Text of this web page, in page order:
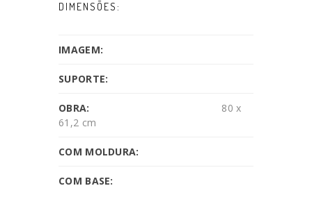
DIMENSÕES:
IMAGEM:
SUPORTE:
OBRA:
80 x
61,2 cm
COM MOLDURA:
COM BASE: